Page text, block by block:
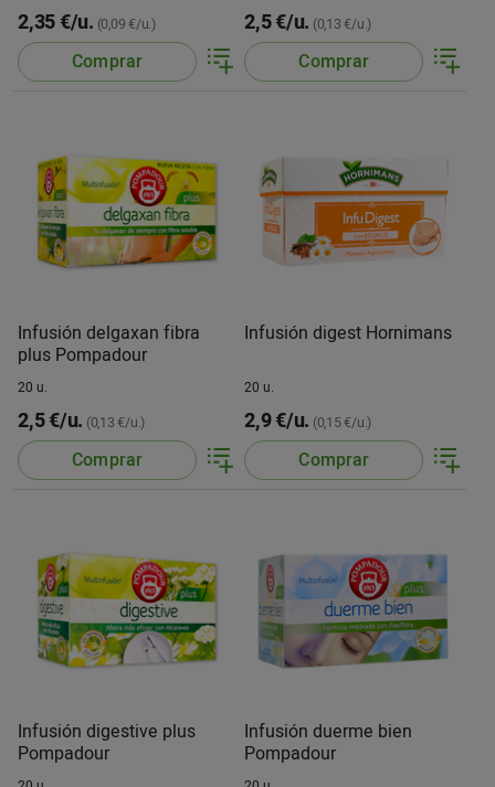
2,35 €/u. (0,09 €/u.)
Comprar
2,5 €/u. (0,13 €/u.)
Comprar
Infusión delgaxan fibra
plus Pompadour
20 u.
2,5 €/u. (0,13 €/u.)
Comprar
Infusión digest Hornimans
20 u.
2,9 €/u. (0,15 €/u.)
Comprar
Infusión digestive plus
Pompadour
Infusión duerme bien
Pompadour